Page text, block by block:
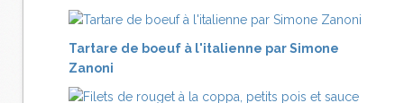
Tartare de boeuf à l'italienne par Simone
Zanoni